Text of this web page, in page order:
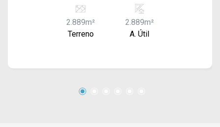
2.889m²
Terreno
2.889m²
A. Útil